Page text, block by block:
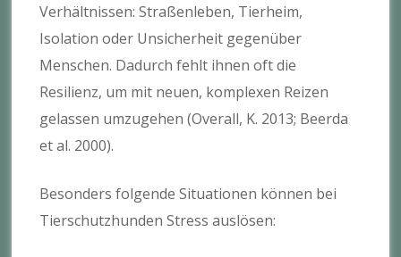
Verhältnissen: Straßenleben, Tierheim,
Isolation oder Unsicherheit gegenüber
Menschen. Dadurch fehlt ihnen oft die
Resilienz, um mit neuen, komplexen Reizen
gelassen umzugehen (Overall, K. 2013; Beerda
et al. 2000).
Besonders folgende Situationen können bei
Tierschutzhunden Stress auslösen: